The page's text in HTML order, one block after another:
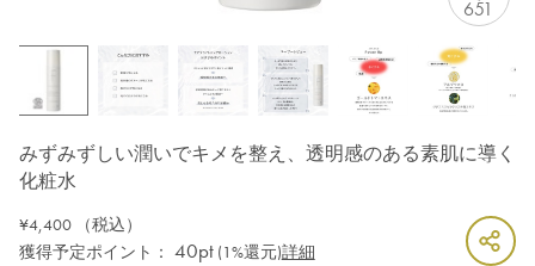
651
みずみずしい潤いでキメを整え、透明感のある素肌に導く
化粧水
¥4,400（税込）
獲得予定ポイント： 40pt (1%還元)詳細